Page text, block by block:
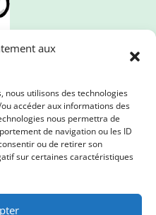
aux
nous utilisons des technologies
accéder aux informations des
nous permettra de
de navigation ou les ID
ou de retirer son
sur certaines caractéristiques
en ligne qui propose
prenons soin de vos